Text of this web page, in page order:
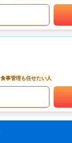
食事管理も任せたい人